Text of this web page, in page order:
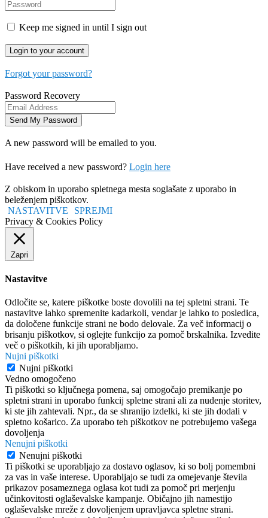
Keep me signed in until I sign out
Forgot your password?
Password Recovery
A new password will be emailed to you.
Have received a new password? Login here
Z obiskom in uporabo spletnega mesta soglašate z uporabo in
beleženjem piškotkov.
NASTAVITVE
SPREJMI
Privacy & Cookies Policy
Zapri
Nastavitve
Odločite se, katere piškotke boste dovolili na tej spletni strani. Te
nastavitve lahko spremenite kadarkoli, vendar je lahko to posledica,
da določene funkcije strani ne bodo delovale. Za več informacij o
brisanju piškotkov, si oglejte funkcijo za pomoč brskalnika. Izvedite
več o piškotkih, ki jih uporabljamo.
Nujni piškotki
Nujni piškotki
Vedno omogočeno
Ti piškotki so ključnega pomena, saj omogočajo premikanje po
spletni strani in uporabo funkcij spletne strani ali za nudenje storitev,
ki ste jih zahtevali. Npr., da se shranijo izdelki, ki ste jih dodali v
spletno košarico. Za uporabo teh piškotkov ne potrebujemo vašega
dovoljenja
Nenujni piškotki
Nenujni piškotki
Ti piškotki se uporabljajo za dostavo oglasov, ki so bolj pomembni
za vas in vaše interese. Uporabljajo se tudi za omejevanje števila
prikazov posameznega oglasa kot tudi za pomoč pri merjenju
učinkovitosti oglaševalske kampanje. Običajno jih namestijo
oglaševalske mreže z dovoljenjem upravljavca spletne strani.